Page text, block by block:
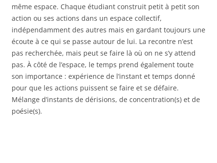
même espace. Chaque étudiant construit petit à petit son
action ou ses actions dans un espace collectif,
indépendamment des autres mais en gardant toujours une
écoute à ce qui se passe autour de lui. La recontre n’est
pas recherchée, mais peut se faire là où on ne s’y attend
pas. À côté de l’espace, le temps prend également toute
son importance : expérience de l’instant et temps donné
pour que les actions puissent se faire et se défaire.
Mélange d’instants de dérisions, de concentration(s) et de
poésie(s).